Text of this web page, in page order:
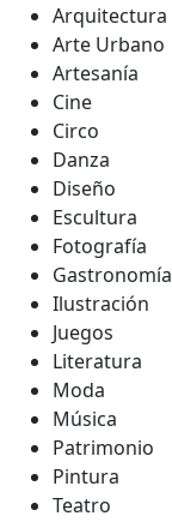
Arquitectura
Arte Urbano
Artesanía
Cine
Circo
Danza
Diseño
Escultura
Fotografía
Gastronomía
Ilustración
Juegos
Literatura
Moda
Música
Patrimonio
Pintura
Teatro